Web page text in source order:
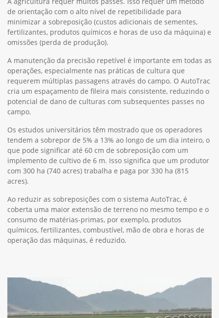
de orientação com o alto nível de repetibilidade para
minimizar a sobreposição (custos adicionais de sementes,
fertilizantes, produtos químicos e horas de uso da máquina) e
omissões (perda de produção).
A manutenção da precisão repetível é importante em todas as
operações, especialmente nas práticas de cultura que
requerem múltiplas passagens através do campo. O AutoTrac
cria um espaçamento de fileira mais consistente, reduzindo o
potencial de dano de culturas com subsequentes passes no
campo.
Os estudos universitários têm mostrado que os operadores
tendem a sobrepor de 5% a 13% ao longo de um dia inteiro, o
que pode significar até 60 cm de sobreposição com um
implemento de cultivo de 6 m. Isso significa que um produtor
com 300 ha (740 acres) trabalha e paga por 330 ha (815
acres).
Ao reduzir as sobreposições com o sistema AutoTrac, é
coberta uma maior extensão de terreno no mesmo tempo e o
consumo de matérias-primas, por exemplo, produtos
químicos, fertilizantes, combustível, mão de obra e horas de
operação das máquinas, é reduzido.